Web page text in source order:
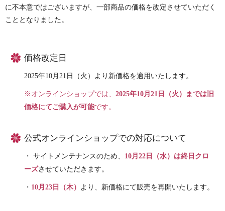
に不本意ではございますが、一部商品の価格を改定させていただく
こととなりました。
価格改定日
2025年10月21日（火）より新価格を適用いたします。
※オンラインショップでは、 2025年10月21日（火）までは旧
価格にてご購入が可能です。
公式オンラインショップでの対応について
・ サイトメンテナンスのため、 10月22日（水）は終日クロ
ーズさせていただきます。
・ 10月23日（木） より、新価格にて販売を再開いたします。